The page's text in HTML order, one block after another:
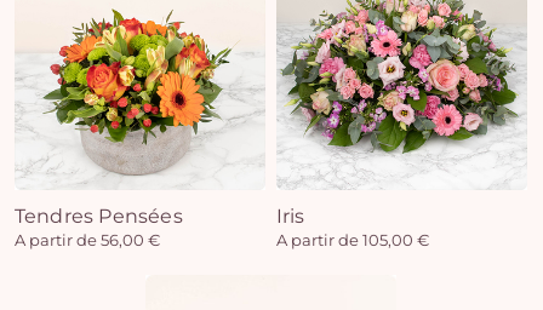
Tendres Pensées
A partir de 56,00 €
Iris
A partir de 105,00 €